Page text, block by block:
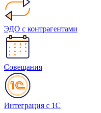
ЭДО с контрагентами
Совещания
Интеграция с 1С